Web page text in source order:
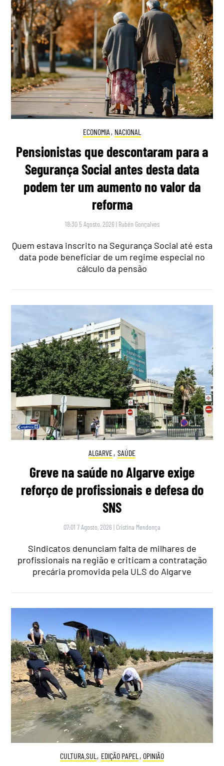
ECONOMIA , NACIONAL
Pensionistas que descontaram para a
Segurança Social antes desta data
podem ter um aumento no valor da
reforma
18:30 5 Agosto, 2026 | Rubén Gonçalves
Quem estava inscrito na Segurança Social até esta
data pode beneficiar de um regime especial no
cálculo da pensão
ALGARVE, SAÚDE
Greve na saúde no Algarve exige
reforço de profissionais e defesa do
SNS
07:01 7 Agosto, 2026 | Cristina Mendonça
Sindicatos denunciam falta de milhares de
profissionais na região e criticam a contratação
precária promovida pela ULS do Algarve
CULTURA.SUL , EDIÇÃO PAPEL , OPINIÃO